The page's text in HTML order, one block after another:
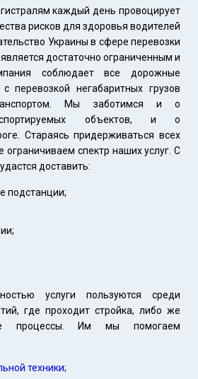
каждый день провоцирует
рисков для здоровья водителей
Украины в сфере перевозки
достаточно ограниченным и
соблюдает все дорожные
перевозкой негабаритных грузов
Мы заботимся и о
объектов, и о
Стараясь придерживаться всех
спектр наших услуг. С
доставить:
подстанции;
услуги пользуются среди
где проходит стройка, либо же
процессы. Им мы помогаем
техники;